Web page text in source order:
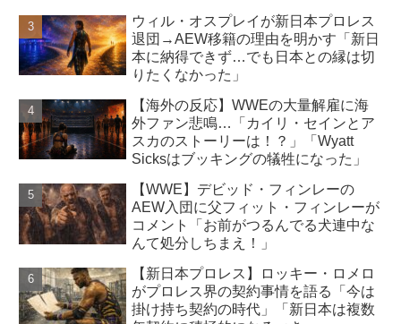
ウィル・オスプレイが新日本プロレス
退団→AEW移籍の理由を明かす「新日
本に納得できず…でも日本との縁は切
りたくなかった」
【海外の反応】WWEの大量解雇に海
外ファン悲鳴…「カイリ・セインとア
スカのストーリーは！？」「Wyatt
Sicksはブッキングの犠牲になった」
【WWE】デビッド・フィンレーの
AEW入団に父フィット・フィンレーが
コメント「お前がつるんでる犬連中な
んて処分しちまえ！」
【新日本プロレス】ロッキー・ロメロ
がプロレス界の契約事情を語る「今は
掛け持ち契約の時代」「新日本は複数